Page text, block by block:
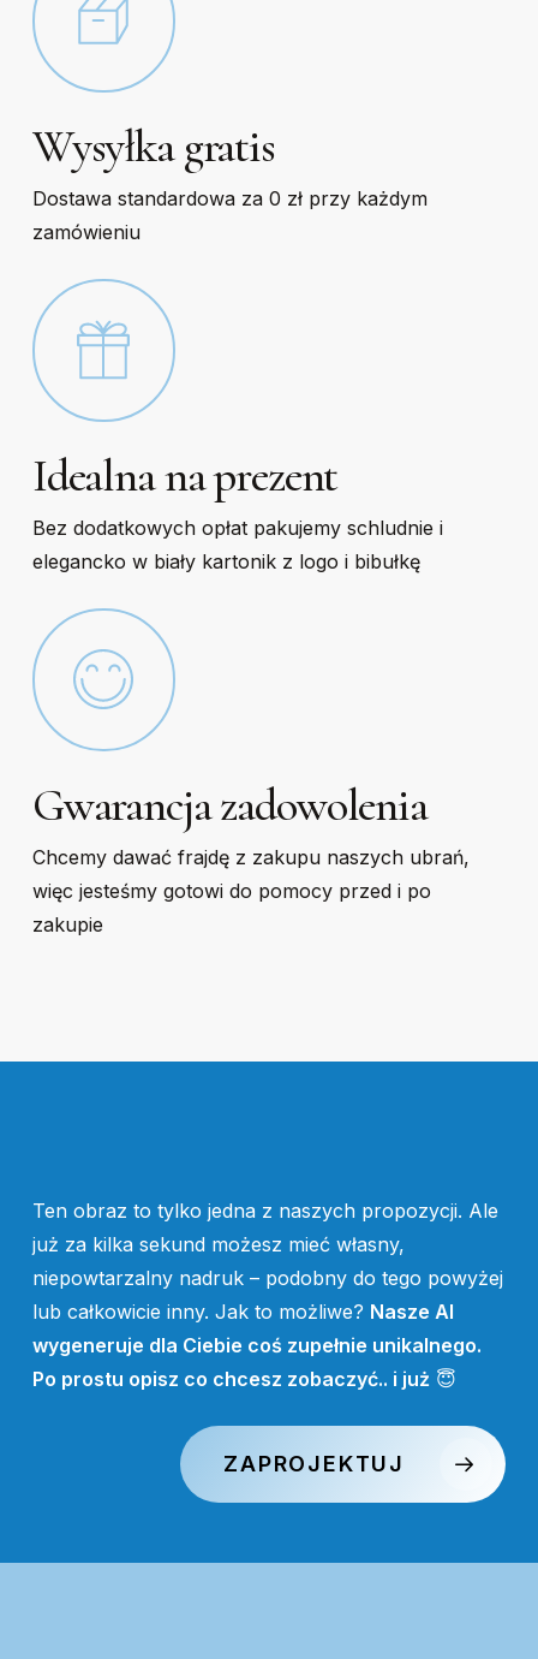
Wysyłka gratis
Dostawa standardowa za 0 zł przy każdym
zamówieniu
Idealna na prezent
Bez dodatkowych opłat pakujemy schludnie i
elegancko w biały kartonik z logo i bibułkę
Gwarancja zadowolenia
Chcemy dawać frajdę z zakupu naszych ubrań,
więc jesteśmy gotowi do pomocy przed i po
zakupie
Ten obraz to tylko jedna z naszych propozycji. Ale
już za kilka sekund możesz mieć własny,
niepowtarzalny nadruk – podobny do tego powyżej
lub całkowicie inny. Jak to możliwe? Nasze AI
wygeneruje dla Ciebie coś zupełnie unikalnego.
Po prostu opisz co chcesz zobaczyć.. i już 😇
ZAPROJEKTUJ